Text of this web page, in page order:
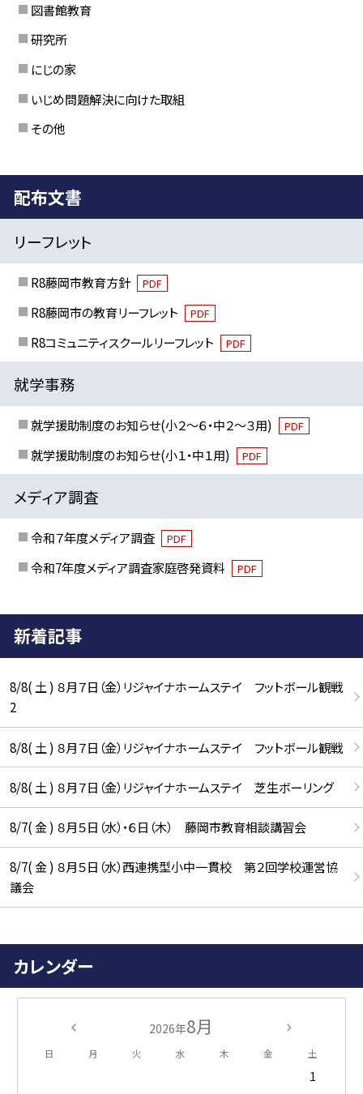
図書館教育
研究所
にじの家
いじめ問題解決に向けた取組
その他
配布文書
リーフレット
R8藤岡市教育方針 PDF
R8藤岡市の教育リーフレット PDF
R8コミュニティスクールリーフレット PDF
就学事務
就学援助制度のお知らせ(小２～６・中２～３用) PDF
就学援助制度のお知らせ(小１・中１用) PDF
メディア調査
令和７年度メディア調査 PDF
令和7年度メディア調査家庭啓発資料 PDF
新着記事
8/8( 土 ) ８月７日（金）リジャイナホームステイ フットボール観戦
2
8/8( 土 ) ８月７日（金）リジャイナホームステイ フットボール観戦
8/8( 土 ) ８月７日（金）リジャイナホームステイ 芝生ボーリング
8/7( 金 ) ８月５日（水）・６日（木） 藤岡市教育相談講習会
8/7( 金 ) ８月５日（水）西連携型小中一貫校 第２回学校運営協
議会
カレンダー
2026年8月
日 月 火 水 木 金 土
1